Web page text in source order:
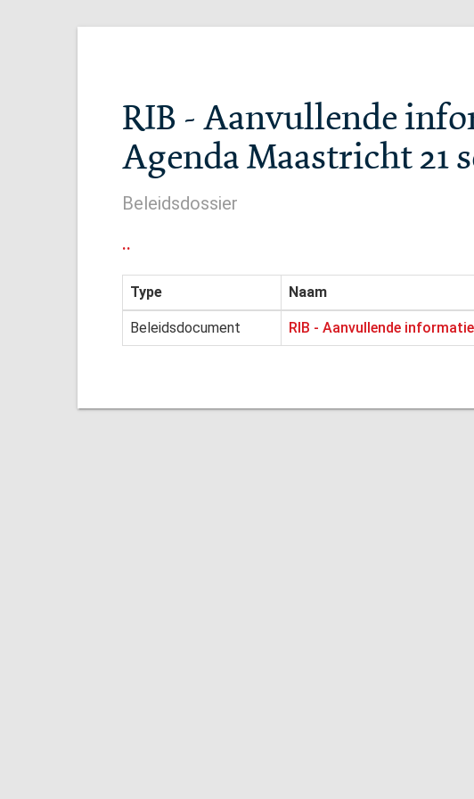
RIB - Aanvullende
Agenda Maastricht 21
Beleidsdossier
..
Type Naam
Beleidsdocument RIB - Aanvullende